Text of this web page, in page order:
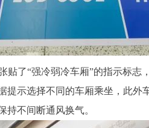
“强冷弱冷车厢”的指示标志
选择不同的车厢乘坐，此外
不间断通风换气。